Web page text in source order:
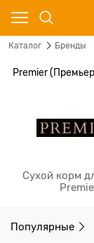
Каталог Бренды
Premier
Сухой корм
Популярные